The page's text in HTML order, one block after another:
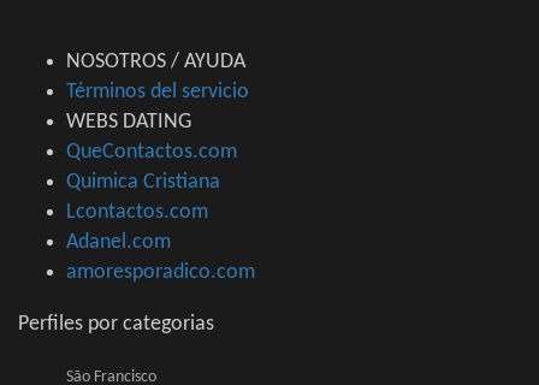
NOSOTROS / AYUDA
Términos del servicio
WEBS DATING
QueContactos.com
Quimica Cristiana
Lcontactos.com
Adanel.com
amoresporadico.com
Perfiles por categorias
São Francisco